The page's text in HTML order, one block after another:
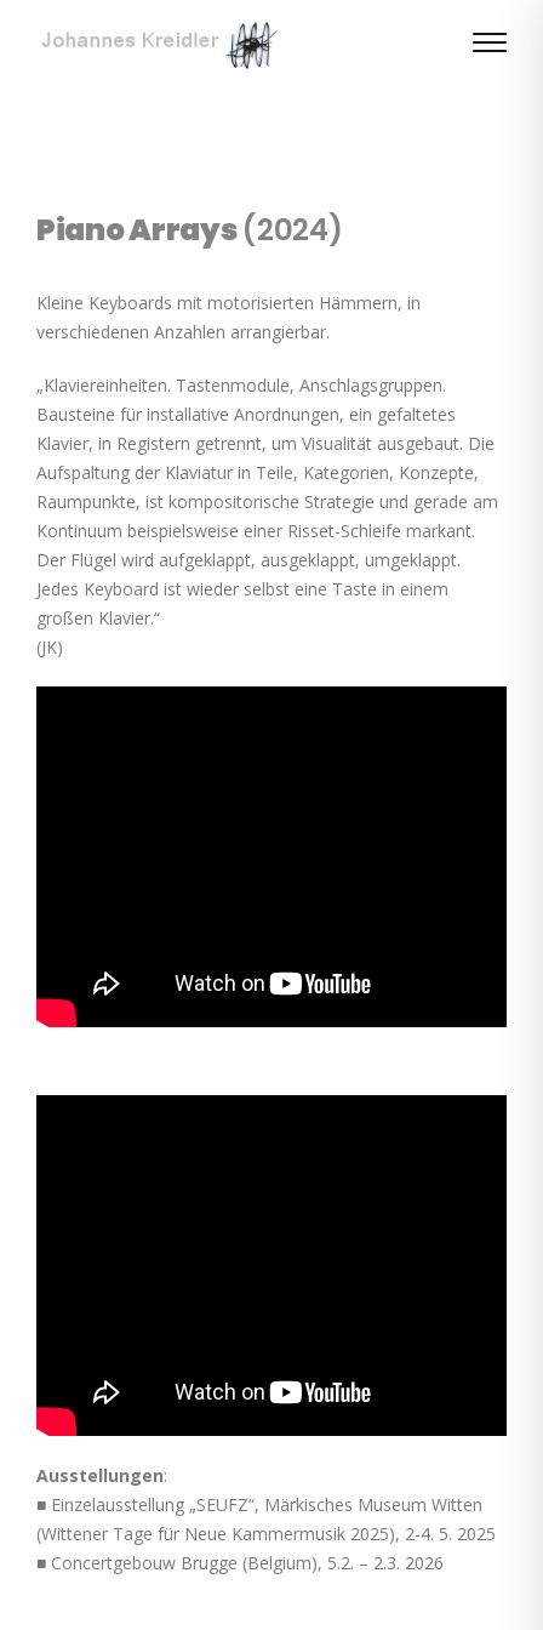
Piano Arrays(2024)
Kleine Keyboards mit motorisierten Hämmern, in
verschiedenen Anzahlen arrangierbar.
„Klaviereinheiten. Tastenmodule, Anschlagsgruppen.
Bausteine für installative Anordnungen, ein gefaltetes
Klavier, in Registern getrennt, um Visualität ausgebaut. Die
Aufspaltung der Klaviatur in Teile, Kategorien, Konzepte,
Raumpunkte, ist kompositorische Strategie und gerade am
Kontinuum beispielsweise einer Risset-Schleife markant.
Der Flügel wird aufgeklappt, ausgeklappt, umgeklappt.
Jedes Keyboard ist wieder selbst eine Taste in einem
großen Klavier.“
(JK)
Ausstellungen:
■ Einzelausstellung „SEUFZ“, Märkisches Museum Witten
(Wittener Tage für Neue Kammermusik 2025), 2-4. 5. 2025
■ Concertgebouw Brugge (Belgium), 5.2. – 2.3. 2026